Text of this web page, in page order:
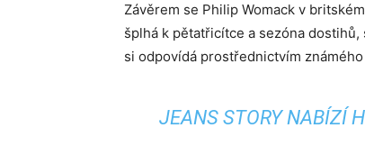
Závěrem se Philip Womack v britském
šplhá k pětatřicítce a sezóna
si odpovídá prostřednictvím
JEANS STORY NABÍZÍ